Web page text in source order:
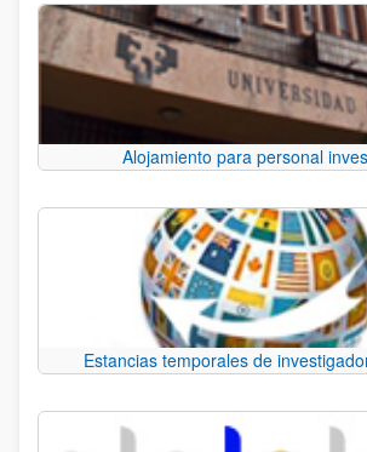
Alojamiento para personal
Estancias temporales de